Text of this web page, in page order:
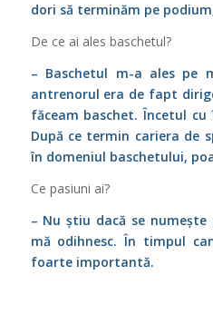
dori să terminăm pe
De ce ai ales baschetul?
– Baschetul m-a ales pe
antrenorul era de fapt
făceam baschet. Încetul
După ce termin cariera de
în domeniul baschetului,
Ce pasiuni ai?
– Nu știu dacă se
mă odihnesc. În timpul
foarte importantă.